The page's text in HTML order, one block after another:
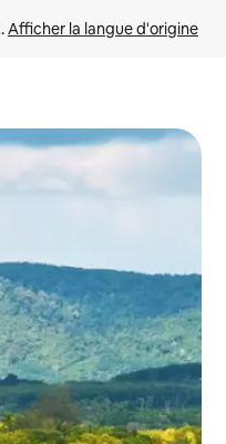
Afficher la langue d'origine